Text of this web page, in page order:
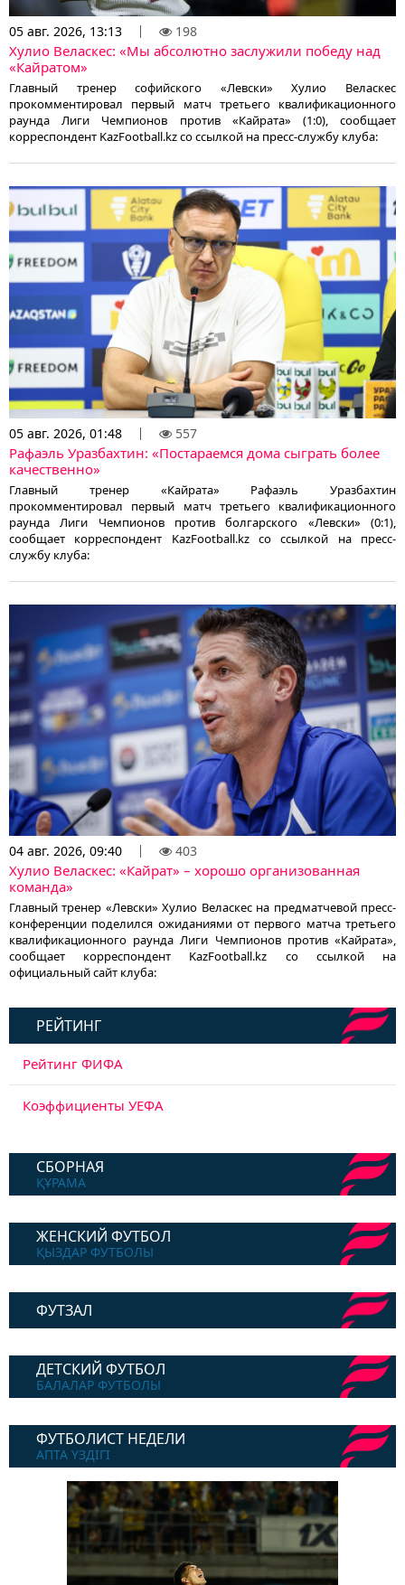
05 авг. 2026, 13:13 198
Хулио Веласкес: «Мы абсолютно заслужили победу над
«Кайратом»
Главный тренер софийского «Левски» Хулио Веласкес
прокомментировал первый матч третьего квалификационного
раунда Лиги Чемпионов против «Кайрата» (1:0), сообщает
корреспондент KazFootball.kz со ссылкой на пресс-службу клуба:
05 авг. 2026, 01:48 557
Рафаэль Уразбахтин: «Постараемся дома сыграть более
качественно»
Главный тренер «Кайрата» Рафаэль Уразбахтин
прокомментировал первый матч третьего квалификационного
раунда Лиги Чемпионов против болгарского «Левски» (0:1),
сообщает корреспондент KazFootball.kz со ссылкой на пресс-
службу клуба:
04 авг. 2026, 09:40 403
Хулио Веласкес: «Кайрат» – хорошо организованная
команда»
Главный тренер «Левски» Хулио Веласкес на предматчевой пресс-
конференции поделился ожиданиями от первого матча третьего
квалификационного раунда Лиги Чемпионов против «Кайрата»,
сообщает корреспондент KazFootball.kz со ссылкой на
официальный сайт клуба:
РЕЙТИНГ
Рейтинг ФИФА
Коэффициенты УЕФА
СБОРНАЯ
ҚҰРАМА
ЖЕНСКИЙ ФУТБОЛ
ҚЫЗДАР ФУТБОЛЫ
ФУТЗАЛ
ДЕТСКИЙ ФУТБОЛ
БАЛАЛАР ФУТБОЛЫ
ФУТБОЛИСТ НЕДЕЛИ
АПТА ҮЗДІГІ